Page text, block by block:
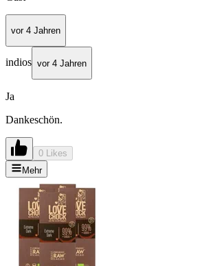
vor 4 Jahren
indios vor 4 Jahren
Ja
Dankeschön.
0 Likes
Mehr